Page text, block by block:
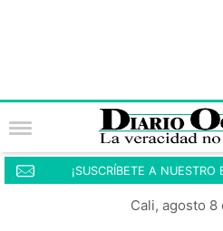
¡SUSCRÍBETE A
Cali, agosto 8